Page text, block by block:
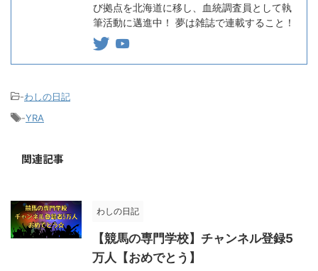
び拠点を北海道に移し、血統調査員として執
筆活動に邁進中！ 夢は雑誌で連載すること！
-わしの日記
-YRA
関連記事
わしの日記
【競馬の専門学校】チャンネル登録5
万人【おめでとう】